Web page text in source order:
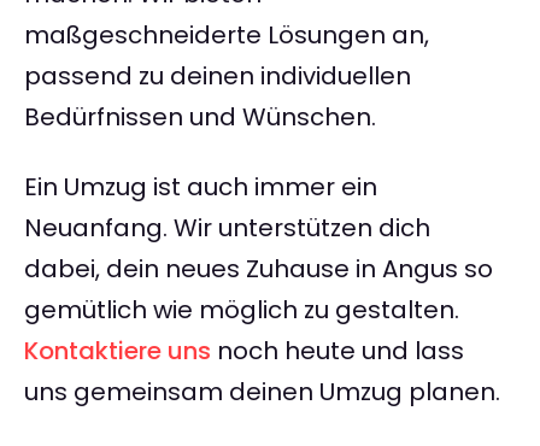
maßgeschneiderte Lösungen an,
passend zu deinen individuellen
Bedürfnissen und Wünschen.
Ein Umzug ist auch immer ein
Neuanfang. Wir unterstützen dich
dabei, dein neues Zuhause in Angus so
gemütlich wie möglich zu gestalten.
Kontaktiere uns noch heute und lass
uns gemeinsam deinen Umzug planen.